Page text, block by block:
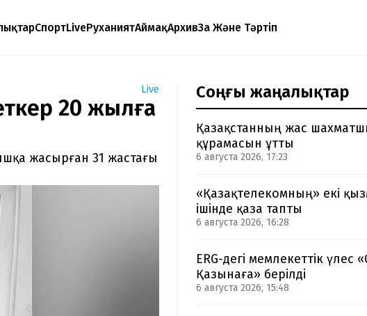
СпортLiveРуханиятАймақАрхивЗаң Және Тәртіп
Live
20 жылға
жасырған 31 жастағы
Соңғы жаңалықтар
Қазақстанның жас
құрамасын ұтты
6 августа 2026, 17:23
«Қазақтелекомның» екі
ішінде қаза тапты
6 августа 2026, 16:28
ERG-дегі мемлекеттік үлес
Қазынаға» берілді
6 августа 2026, 15:48